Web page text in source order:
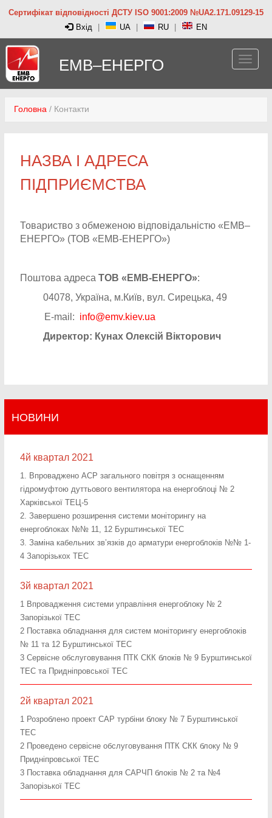
Сертифікат відповідності ДСТУ ISO 9001:2009 №UA2.171.09129-15
Вхід
UA RU EN
ЕМВ–ЕНЕРГО
Головна / Контакти
НАЗВА І АДРЕСА
ПІДПРИЄМСТВА
Товариство з обмеженою відповідальністю «ЕМВ–
ЕНЕРГО» (ТОВ «ЕМВ-ЕНЕРГО»)
Поштова адреса ТОВ «ЕМВ-ЕНЕРГО»:
04078, Україна, м.Київ, вул. Сирецька, 49
E-mail: info@emv.kiev.ua
Директор: Кунах Олексій Вікторович
НОВИНИ
4й квартал 2021
1. Впроваджено АСР загального повітря з оснащенням
гідромуфтою дуттьового вентилятора на енергоблоці № 2
Харківської ТЕЦ-5
2. Завершено розширення системи моніторингу на
енергоблоках №№ 11, 12 Бурштинської ТЕС
3. Заміна кабельних зв’язків до арматури енергоблоків №№ 1-
4 Запорізькох ТЕС
3й квартал 2021
1 Впровадження системи управління енергоблоку № 2
Запорізької ТЕС
2 Поставка обладнання для систем моніторингу енергоблоків
№ 11 та 12 Бурштинської ТЕС
3 Сервісне обслуговування ПТК СКК блоків № 9 Бурштинської
ТЕС та Придніпровської ТЕС
2й квартал 2021
1 Розроблено проект САР турбіни блоку № 7 Бурштинської
ТЕС
2 Проведено сервісне обслуговування ПТК СКК блоку № 9
Придніпровської ТЕС
3 Поставка обладнання для САРЧП блоків № 2 та №4
Запорізької ТЕС